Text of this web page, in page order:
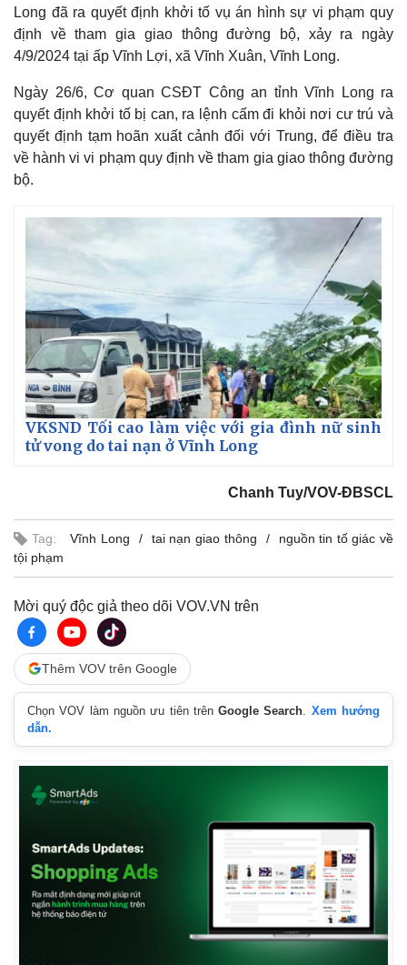
Thế giới
Cuộc sống đó đây
Multimedia
Infographic
Long đã ra quyết định khởi tố vụ án hình sự vi phạm quy
định về tham gia giao thông đường bộ, xảy ra ngày
4/9/2024 tại ấp Vĩnh Lợi, xã Vĩnh Xuân, Vĩnh Long.
Ngày 26/6, Cơ quan CSĐT Công an tỉnh Vĩnh Long ra
quyết định khởi tố bị can, ra lệnh cấm đi khỏi nơi cư trú và
quyết định tạm hoãn xuất cảnh đối với Trung, để điều tra
về hành vi vi phạm quy định về tham gia giao thông đường
bộ.
VKSND Tối cao làm việc với gia đình nữ sinh
tử vong do tai nạn ở Vĩnh Long
Chanh Tuy/VOV-ĐBSCL
Tag: Vĩnh Long tai nạn giao thông
nguồn tin tố giác về
tội phạm
Mời quý độc giả theo dõi VOV.VN trên
Thêm VOV trên Google
Chọn VOV làm nguồn ưu tiên trênGoogle Search
Xem hướng
dẫn.